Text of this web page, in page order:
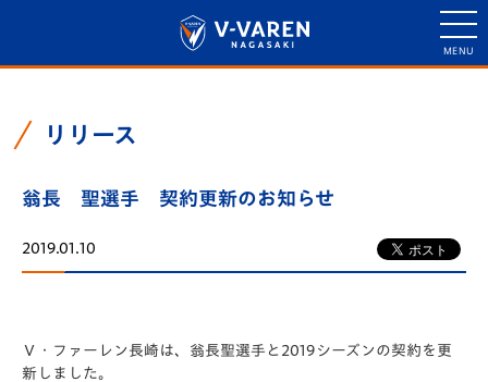
リリース
翁長 聖選手 契約更新のお知らせ
2019.01.10
Ｖ・ファーレン長崎は、翁長聖選手と2019シーズンの契約を更
新しました。